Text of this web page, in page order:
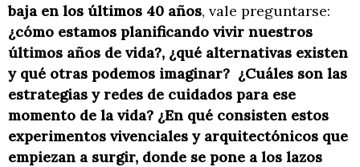
baja en los últimos 40 años, vale preguntarse:
¿cómo estamos planificando vivir nuestros
últimos años de vida?, ¿qué alternativas existen
y qué otras podemos imaginar? ¿Cuáles son las
estrategias y redes de cuidados para ese
momento de la vida? ¿En qué consisten estos
experimentos vivenciales y arquitectónicos que
empiezan a surgir, donde se pone a los lazos